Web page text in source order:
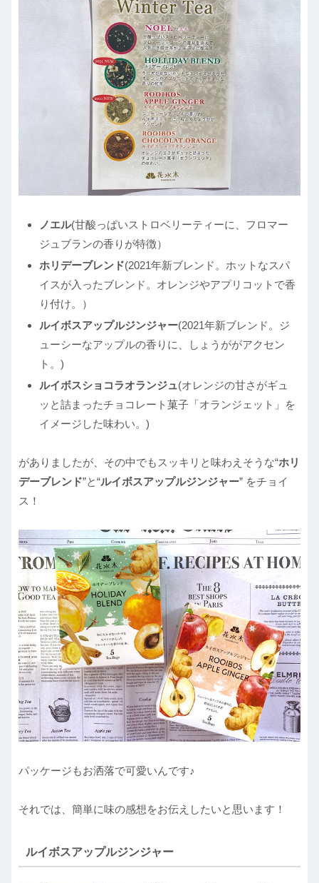
ノエル(甘酸っぱいストロベリーティーに、フロマー
ジュブランの香りが特徴）
ホリデーブレンド(2021年新ブレンド。ホットなスパ
イスが入ったブレンド。オレンジやアプリコットで香
り付け。）
ルイボスアップルジンジャー(2021年新ブレンド。ジ
ューシーなアップルの香りに、しょうががアクセン
ト。)
ルイボスショコラオランジュ(オレンジの甘さがギュ
ッと詰まったチョコレート菓子「オランジェット」を
イメージした味わい。)
がありましたが、その中でもスッキリと味わえそうな“ホリ
デーブレンド”と“ルイボスアップルジンジャー” をチョイ
ス！
パッケージもお洒落で可愛いんです♪
それでは、簡単に味の感想をお伝えしたいと思います！
ルイボスアップルジンジャー